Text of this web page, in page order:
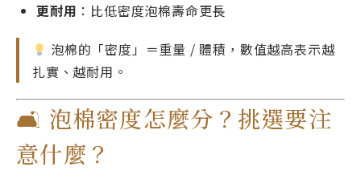
更耐用 ：比低密度泡棉壽命更長
泡棉的「密度」＝重量 / 體積，數值越高表示越
扎實、越耐用。
🛋 泡棉密度怎麼分？挑選要注
意什麼？